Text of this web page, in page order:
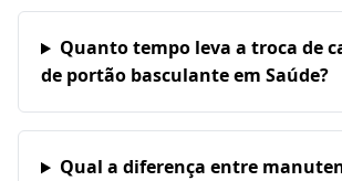
Quanto tempo leva a troca de
de portão basculante em Saúde?
Qual a diferença entre